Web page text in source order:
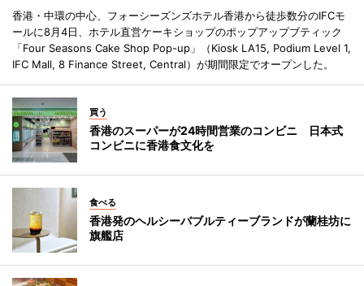
香港・中環の中心、フォーシーズンズホテル香港から徒歩数分のIFCモ
ールに8月4日、ホテル直営ケーキショップのポップアップブティック
「Four Seasons Cake Shop Pop-up」（Kiosk LA15, Podium Level 1,
IFC Mall, 8 Finance Street, Central）が期間限定でオープンした。
買う
香港のスーパーが24時間営業のコンビニ 日本式
コンビニに香港食文化を
食べる
香港発のヘルシーバブルティーブランドが蘭桂坊に
旗艦店